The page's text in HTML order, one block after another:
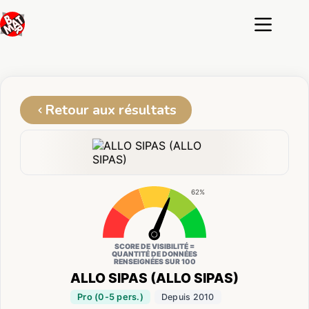
au
contenu
Retour aux résultats
ALLO SIPAS (ALLO SIPAS)
Pro (0-5 pers.) Depuis 2010
62%
SCORE DE VISIBILITÉ =
QUANTITÉ DE DONNÉES
RENSEIGNÉES SUR 100